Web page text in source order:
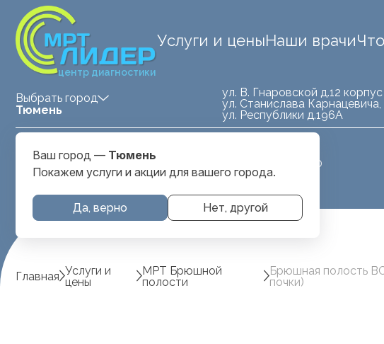
центр диагностики
Услуги и ценыНаши врачи
Выбрать город
Тюмень
Тюмень
ул. В. Гнаровской д.12
ул. Станислава Карнацевича,
ул. Республики д.196А
Карнацевича, д. 10
Ваш город — Тюмень
Покажем услуги и акции для вашего города.
Да, верно Нет, другой
Главная Услуги и
цены
МРТ Брюшной
полости
Брюшная полость
почки)